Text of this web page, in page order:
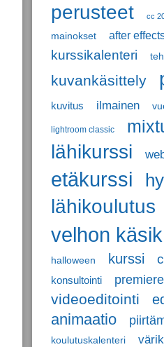
perusteet cc
mainokset after
kurssikalenteri
kuvankäsittely
kuvitus ilmainen
lightroom classic
lähikurssi
etäkurssi
lähikoulutus
velhon
halloween kurssi
konsultointi premiere
videoeditointi
animaatio
koulutuskalenteri